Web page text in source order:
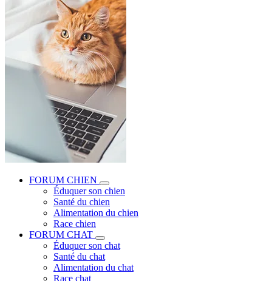
FORUM CHIEN
Éduquer son chien
Santé du chien
Alimentation du chien
Race chien
FORUM CHAT
Éduquer son chat
Santé du chat
Alimentation du chat
Race chat